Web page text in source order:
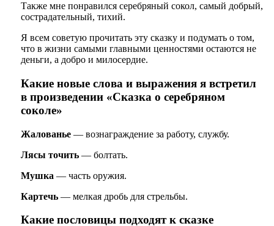
Также мне понравился серебряный сокол, самый добрый,
сострадательный, тихий.
Я всем советую прочитать эту сказку и подумать о том,
что в жизни самыми главными ценностями остаются не
деньги, а добро и милосердие.
Какие новые слова и выражения я встретил
в произведении «Сказка о серебряном
соколе»
Жалованье— вознаграждение за работу, службу.
Лясы точить— болтать.
Мушка — часть оружия.
Картечь— мелкая дробь для стрельбы.
Какие пословицы подходят к сказке